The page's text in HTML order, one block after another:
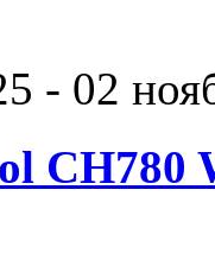
- 02
CH780